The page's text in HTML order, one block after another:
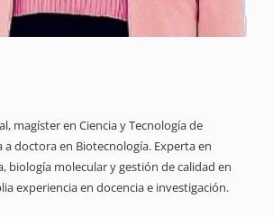
magíster en Ciencia y Tecnología de
doctora en Biotecnología. Experta en
biología molecular y gestión de calidad en
experiencia en docencia e investigación.